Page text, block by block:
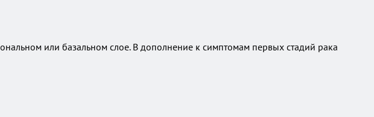
или базальном слое. В дополнение к симптомам первых стадий рака